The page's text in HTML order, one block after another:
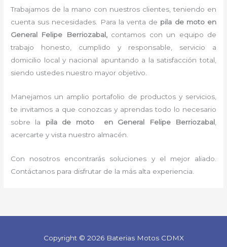
Trabajamos de la mano con nuestros clientes, teniendo en
cuenta sus necesidades. Para la venta de pila de motoen
General Felipe Berriozabal, contamos con un equipo de
trabajo honesto, cumplido y responsable, servicio a
domicilio local y nacional apuntando a la satisfacción total,
siendo ustedes nuestro mayor objetivo.
Manejamos un amplio portafolio de productos y servicios,
te invitamos a que conozcas y aprendas todo lo necesario
sobre la pila de motoen General Felipe Berriozabal,
acercarte y vista nuestro almacén.
Con nosotros encontrarás soluciones y el mejor aliado.
Contáctanos para disfrutar de la más alta experiencia.
Copyright © 2026 Baterias Motos CDMX